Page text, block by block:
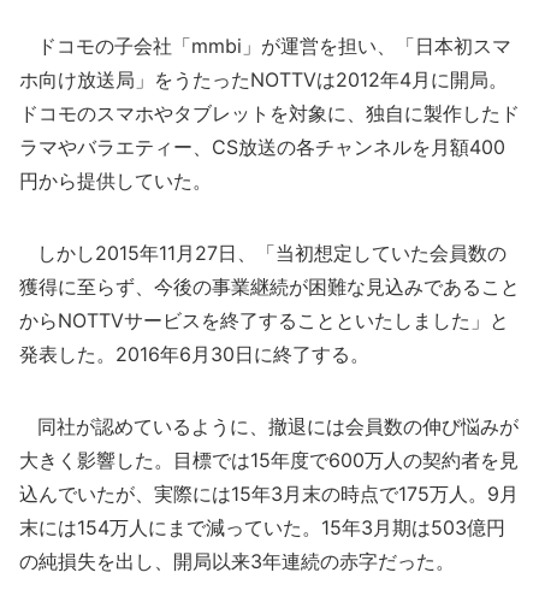
ドコモの子会社「mmbi」が運営を担い、「日本初スマ
ホ向け放送局」をうたったNOTTVは2012年4月に開局。
ドコモのスマホやタブレットを対象に、独自に製作したド
ラマやバラエティー、CS放送の各チャンネルを月額400
円から提供していた。
しかし2015年11月27日、「当初想定していた会員数の
獲得に至らず、今後の事業継続が困難な見込みであること
からNOTTVサービスを終了することといたしました」と
発表した。2016年6月30日に終了する。
同社が認めているように、撤退には会員数の伸び悩みが
大きく影響した。目標では15年度で600万人の契約者を見
込んでいたが、実際には15年3月末の時点で175万人。9月
末には154万人にまで減っていた。15年3月期は503億円
の純損失を出し、開局以来3年連続の赤字だった。